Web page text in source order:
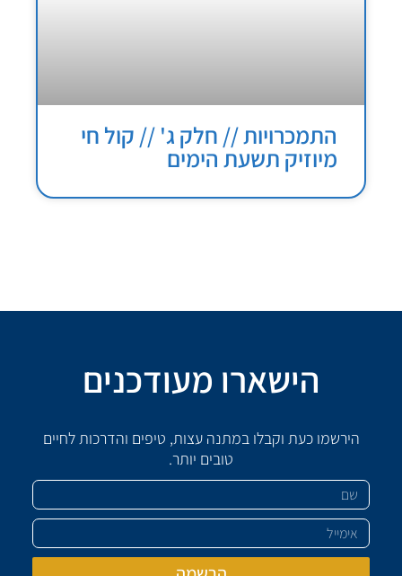
התמכרויות // חלק ג' // קול חי
מיוזיק תשעת הימים
הישארו מעודכנים
הירשמו כעת וקבלו במתנה עצות, טיפים והדרכות לחיים
טובים יותר.
שם
אימייל